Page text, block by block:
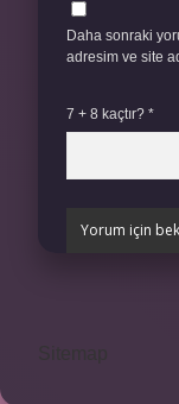
Daha sonraki
adresim ve site
7 + 8 kaçtır? *